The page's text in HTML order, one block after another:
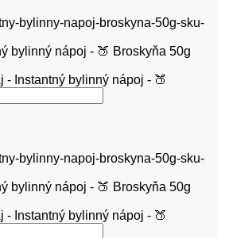
bylinný nápoj - 🍑 Broskyňa 50g
- Instantný bylinný nápoj - 🍑
bylinný nápoj - 🍑 Broskyňa 50g
- Instantný bylinný nápoj - 🍑